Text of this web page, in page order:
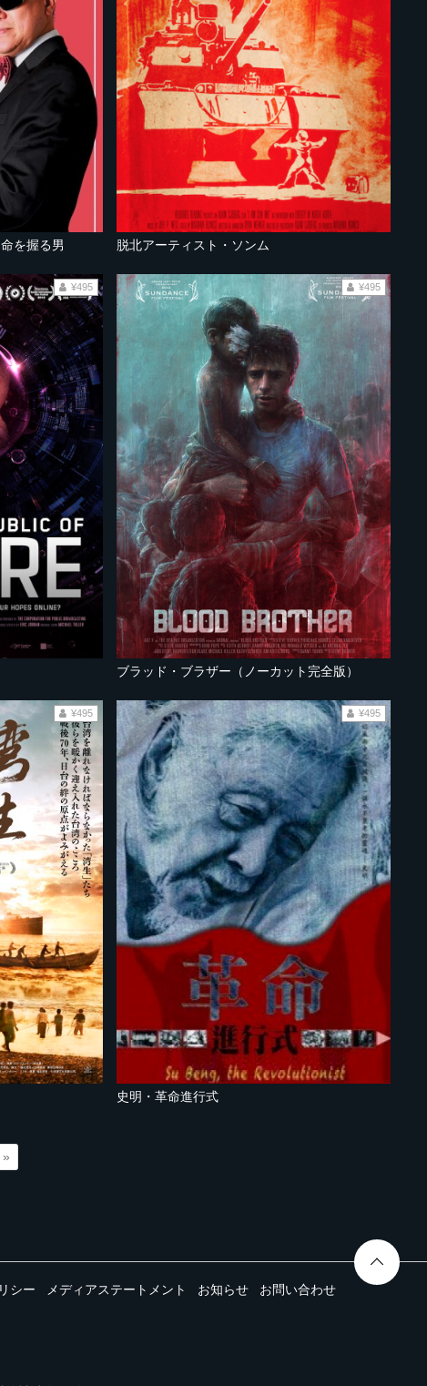
を握る男 脱北アーティスト・ソンム
¥495
ブラッド・ブラザー（ノーカット完全版）
¥495
¥495
史明・革命進行式
¥495
»
シー メディアステートメント お知らせ お問い合わせ